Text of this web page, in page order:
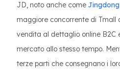
JD, noto anche come Jingdong
maggiore concorrente di Tmall
vendita al dettaglio online B2C
mercato allo stesso tempo.
terze parti che consegnano i